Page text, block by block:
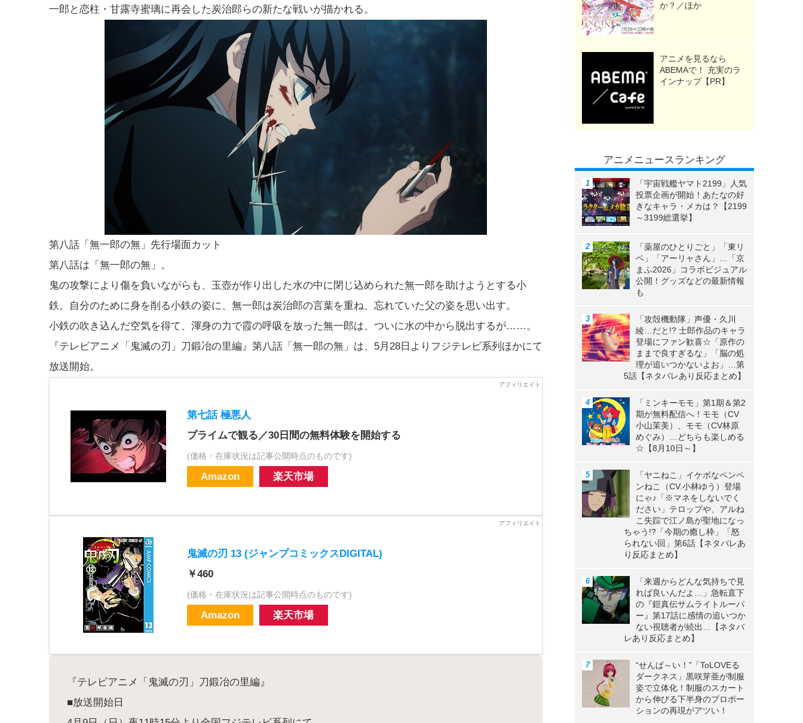
一郎と恋柱・甘露寺蜜璃に再会した炭治郎らの新たな戦いが描かれる。
第八話「無一郎の無」先行場面カット
第八話は「無一郎の無」。
鬼の攻撃により傷を負いながらも、玉壺が作り出した水の中に閉じ込められた無一郎を助けようとする小
鉄。自分のために身を削る小鉄の姿に、無一郎は炭治郎の言葉を重ね、忘れていた父の姿を思い出す。
小鉄の吹き込んだ空気を得て、渾身の力で霞の呼吸を放った無一郎は、ついに水の中から脱出するが……。
『テレビアニメ「鬼滅の刃」刀鍛冶の里編』第八話「無一郎の無」は、5月28日よりフジテレビ系列ほかにて
放送開始。
第七話 極悪人
プライムで観る／30日間の無料体験を開始する
(価格・在庫状況は記事公開時点のものです)
Amazon 楽天市場
鬼滅の刃 13 (ジャンプコミックスDIGITAL)
￥460
(価格・在庫状況は記事公開時点のものです)
Amazon 楽天市場
『テレビアニメ「鬼滅の刃」刀鍛冶の里編』
■放送開始日
か？／ほか
アニメを見るなら
ABEMAで！ 充実のラ
インナップ【PR】
アニメニュースランキング
「宇宙戦艦ヤマト2199」人気
投票企画が開始！あたなの好
きなキャラ・メカは？【2199
～3199総選挙】
「薬屋のひとりごと」「東リ
ベ」「アーリャさん」…「京
まふ2026」コラボビジュアル
公開！グッズなどの最新情報
も
「攻殻機動隊」声優・久川
綾…だと!? 士郎作品のキャラ
登場にファン歓喜☆「原作の
ままで良すぎるな」「脳の処
理が追いつかないよお」…第
5話【ネタバレあり反応まとめ】
「ミンキーモモ」第1期＆第2
期が無料配信へ！モモ（CV
小山茉美）、モモ（CV林原
めぐみ）…どちらも楽しめる
☆【8月10日～】
「ヤニねこ」イケボなペンペ
ンねこ（CV.小林ゆう）登場
にゃ♪「※マネをしないでく
ださい」テロップや、アルね
こ失踪で江ノ島が聖地になっ
ちゃう!?「今期の癒し枠」「怒
られない回」第6話【ネタバレあ
り反応まとめ】
「来週からどんな気持ちで見
れば良いんだよ…」急転直下
の『鎧真伝サムライトルーパ
ー』第17話に感情の追いつか
ない視聴者が続出…【ネタバ
レあり反応まとめ】
“せんぱ～い！”「ToLOVEる
ダークネス」黒咲芽亜が制服
姿で立体化！制服のスカート
から伸びる下半身のプロポー
ションの再現がアツい！